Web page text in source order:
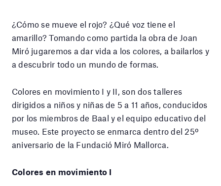
¿Cómo se mueve el rojo? ¿Qué voz tiene el
amarillo? Tomando como partida la obra de Joan
Miró jugaremos a dar vida a los colores, a bailarlos y
a descubrir todo un mundo de formas.
Colores en movimiento I y II, son dos talleres
dirigidos a niños y niñas de 5 a 11 años, conducidos
por los miembros de Baal y el equipo educativo del
museo. Este proyecto se enmarca dentro del 25º
aniversario de la Fundació Miró Mallorca.
Colores en movimiento I